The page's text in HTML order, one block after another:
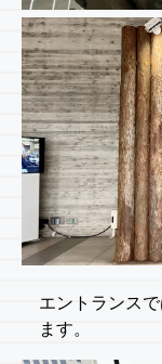
エントランス
ます。